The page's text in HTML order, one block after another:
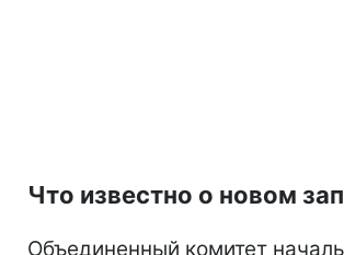
Что известно о новом
Объединенный комитет